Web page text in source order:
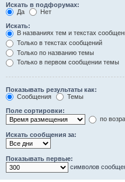
Искать в подфорумах:
Да
Нет
Искать:
В названиях тем и текстах
Только в текстах сообщений
Только по названию темы
Только в первом сообщении темы
Показывать результаты как:
Сообщения
Темы
Поле сортировки:
по
Искать сообщения за:
Показывать первые:
символов